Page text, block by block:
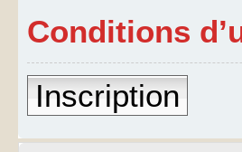
Conditions
Inscription